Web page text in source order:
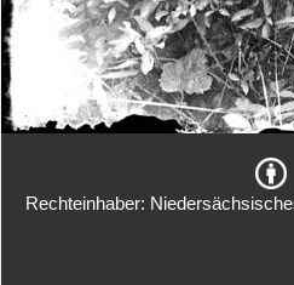
Rechteinhaber: